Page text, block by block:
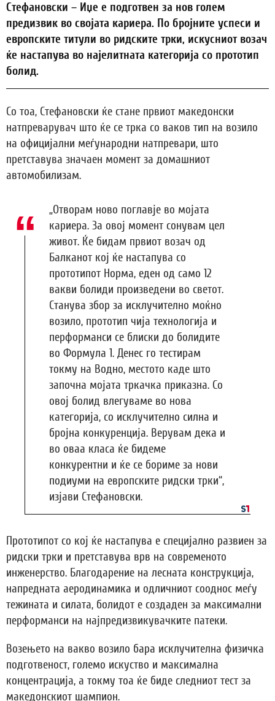
Стефановски – Иџе е подготвен за нов голем
предизвик во својата кариера. По бројните успеси и
европските титули во ридските трки, искусниот возач
ќе настапува во најелитната категорија со прототип
болид.
Со тоа, Стефановски ќе стане првиот македонски
натпреварувач што ќе се трка со ваков тип на возило
на официјални меѓународни натпревари, што
претставува значаен момент за домашниот
автомобилизам.
„Отворам ново поглавје во мојата
кариера. За овој момент сонувам цел
живот. Ќе бидам првиот возач од
Балканот кој ќе настапува со
прототипот Норма, еден од само 12
вакви болиди произведени во светот.
Станува збор за исклучително моќно
возило, прототип чија технологија и
перформанси се блиски до болидите
во Формула 1. Денес го тестирам
токму на Водно, местото каде што
започна мојата тркачка приказна. Со
овој болид влегуваме во нова
категорија, со исклучително силна и
бројна конкуренција. Верувам дека и
во оваа класа ќе бидеме
конкурентни и ќе се бориме за нови
подиуми на европските ридски трки“,
изјави Стефановски.
Прототипот со кој ќе настапува е специјално развиен за
ридски трки и претставува врв на современото
инженерство. Благодарение на лесната конструкција,
напредната аеродинамика и одличниот сооднос меѓу
тежината и силата, болидот е создаден за максимални
перформанси на најпредизвикувачките патеки.
Возењето на вакво возило бара исклучителна физичка
подготвеност, големо искуство и максимална
концентрација, а токму тоа ќе биде следниот тест за
македонскиот шампион.